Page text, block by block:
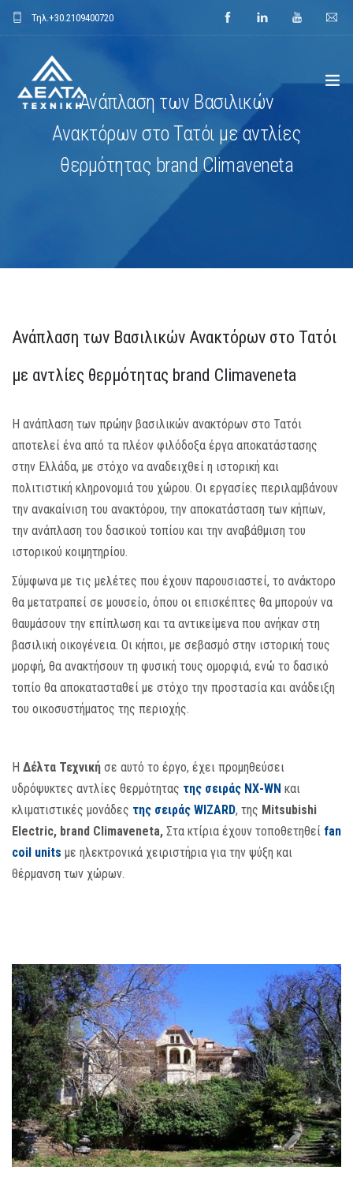
Τηλ.+30.2109400720
ΑΡΧΙΚΗ
ΝΕΑ
MEDIA
ΦΥΛΛΑΔΙΑ
ΕΥΚΑΙΡΙΕΣ ΕΡΓΑΣΙΑΣ
ΕΠΙΚΟΙΝΩΝΙΑ
E-SHOP
Ανάπλαση των Βασιλικών
Ανακτόρων στο Τατόι με αντλίες
θερμότητας brand Climaveneta
Ανάπλαση των Βασιλικών Ανακτόρων στο Τατόι
με αντλίες θερμότητας brand Climaveneta
Η ανάπλαση των πρώην βασιλικών ανακτόρων στο Τατόι
αποτελεί ένα από τα πλέον φιλόδοξα έργα αποκατάστασης
στην Ελλάδα, με στόχο να αναδειχθεί η ιστορική και
πολιτιστική κληρονομιά του χώρου. Οι εργασίες περιλαμβάνουν
την ανακαίνιση του ανακτόρου, την αποκατάσταση των κήπων,
την ανάπλαση του δασικού τοπίου και την αναβάθμιση του
ιστορικού κοιμητηρίου.
Σύμφωνα με τις μελέτες που έχουν παρουσιαστεί, το ανάκτορο
θα μετατραπεί σε μουσείο, όπου οι επισκέπτες θα μπορούν να
θαυμάσουν την επίπλωση και τα αντικείμενα που ανήκαν στη
βασιλική οικογένεια. Οι κήποι, με σεβασμό στην ιστορική τους
μορφή, θα ανακτήσουν τη φυσική τους ομορφιά, ενώ το δασικό
τοπίο θα αποκατασταθεί με στόχο την προστασία και ανάδειξη
του οικοσυστήματος της περιοχής.
H Δέλτα Τεχνική σε αυτό το έργο, έχει προμηθεύσει
υδρόψυκτες αντλίες θερμότητας της σειράς ΝΧ-WΝ και
κλιματιστικές μονάδες της σειράς WIZARD, της Mitsubishi
Electric, brand Climaveneta, Στα κτίρια έχουν τοποθετηθεί fan
coil units με ηλεκτρονικά χειριστήρια για την ψύξη και
θέρμανση των χώρων.